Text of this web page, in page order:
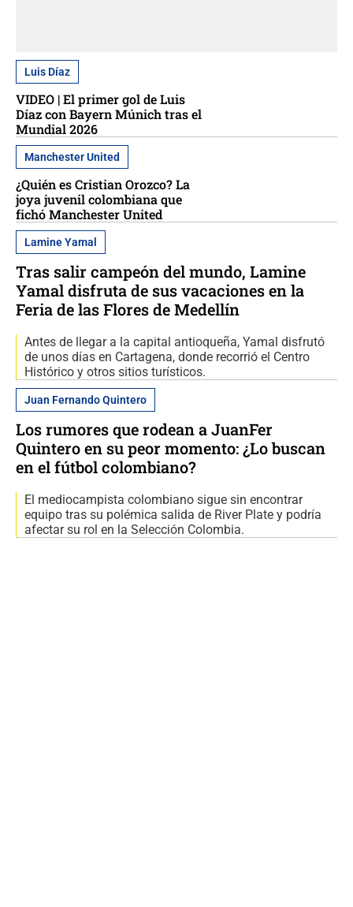
Luis Díaz
VIDEO | El primer gol de Luis
Díaz con Bayern Múnich tras el
Mundial 2026
Manchester United
¿Quién es Cristian Orozco? La
joya juvenil colombiana que
fichó Manchester United
Lamine Yamal
Tras salir campeón del mundo, Lamine
Yamal disfruta de sus vacaciones en la
Feria de las Flores de Medellín
Antes de llegar a la capital antioqueña, Yamal disfrutó
de unos días en Cartagena, donde recorrió el Centro
Histórico y otros sitios turísticos.
Juan Fernando Quintero
Los rumores que rodean a JuanFer
Quintero en su peor momento: ¿Lo buscan
en el fútbol colombiano?
El mediocampista colombiano sigue sin encontrar
equipo tras su polémica salida de River Plate y podría
afectar su rol en la Selección Colombia.